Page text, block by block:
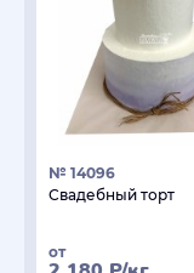
№ 14096
Свадебный торт
от